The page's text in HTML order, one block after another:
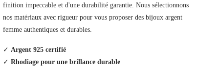
finition impeccable et d'une durabilité garantie. Nous sélectionnons
nos matériaux avec rigueur pour vous proposer des bijoux argent
femme authentiques et durables.
✓ Argent 925 certifié
✓ Rhodiage pour une brillance durable